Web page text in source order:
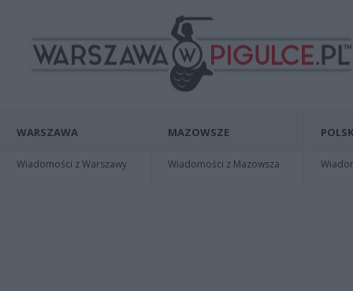
WARSZAWA
Wiadomości z Warszawy
MAZOWSZE
Wiadomości z Mazowsza